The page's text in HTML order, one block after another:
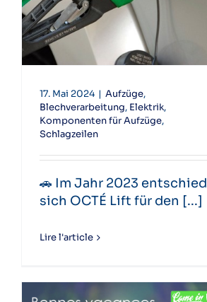
17. Mai 2024 | Aufzüge,
Blechverarbeitung, Elektrik,
Komponenten für Aufzüge,
Schlagzeilen
🚗 Im Jahr 2023 entschied
sich OCTÉ Lift für den [...]
Lire l'article